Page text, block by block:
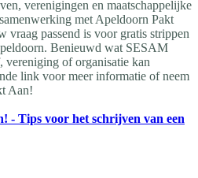
verenigingen en maatschappelijke
met Apeldoorn Pakt
passend is voor gratis strippen
Benieuwd wat SESAM
of organisatie kan
link voor meer informatie of neem
Aan!
- Tips voor het schrijven van een